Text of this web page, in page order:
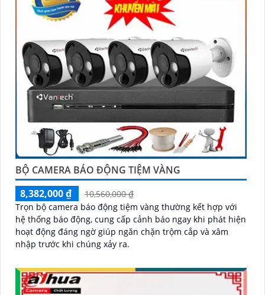
BỘ CAMERA BÁO ĐỘNG TIỆM VÀNG
8,382,000 ₫
10,560,000 ₫
Trọn bộ camera báo động tiệm vàng thường kết hợp với
hệ thống báo động, cung cấp cảnh báo ngay khi phát hiện
hoạt động đáng ngờ giúp ngăn chặn trộm cắp và xâm
nhập trước khi chúng xảy ra.